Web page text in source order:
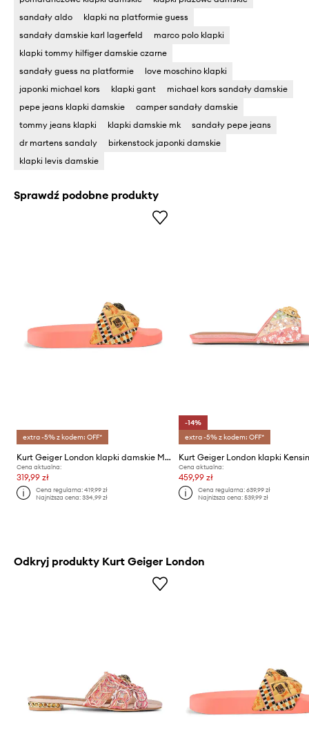
sandały aldo
klapki na platformie guess
sandały damskie karl lagerfeld
marco polo klapki
klapki tommy hilfiger damskie czarne
sandały guess na platformie
love moschino klapki
japonki michael kors
klapki gant
michael kors sandały damskie
pepe jeans klapki damskie
camper sandały damskie
tommy jeans klapki
klapki damskie mk
sandały pepe jeans
dr martens sandaly
birkenstock japonki damskie
klapki levis damskie
Sprawdź podobne produkty
extra -5% z kodem: OFF*
Kurt Geiger London klapki damskie Meena Eagle
Cena aktualna:
319,99 zł
Cena regularna:419,99 zł
Najniższa cena:334,99 zł
-14%
extra -5% z kodem: OFF*
Cena aktualna:
459,99 zł
Cena regularna: 639,99 zł
Najniższa cena: 539,99 zł
Odkryj produkty Kurt Geiger London